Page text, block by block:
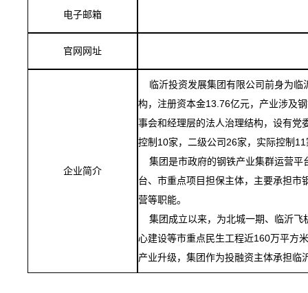
电子邮箱
官网网址
企业简介
临沂投资发展集团有限公司前身为临
构，注册资本金13.76亿元，产业涉及
事会和经理层的法人治理结构，设有党
控制10家，二级公司26家，实际控制11
集团是市政府的钢铁产业集群运营平
台、市重点项目担保主体，主要承担市
营等职能。
集团成立以来，为北城一期、临沂飞
心建设等市重点民生工程近160万平方
产业升级，集团作为投融资主体承担临